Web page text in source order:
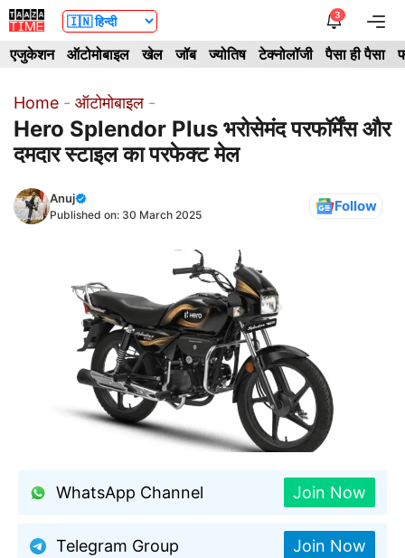
Skip
to
content
3
एजुकेशन ऑटोमोबाइल खेल जॉब ज्योतिष टेक्नोलॉजी पैसा ही पैसा
Home - ऑटोमोबाइल -
Hero Splendor Plus भरोसेमंद परफॉर्मेंस और
दमदार स्टाइल का परफेक्ट मेल
Anuj
Published on: 30 March 2025 Follow
WhatsApp Channel Join Now
Telegram Group Join Now